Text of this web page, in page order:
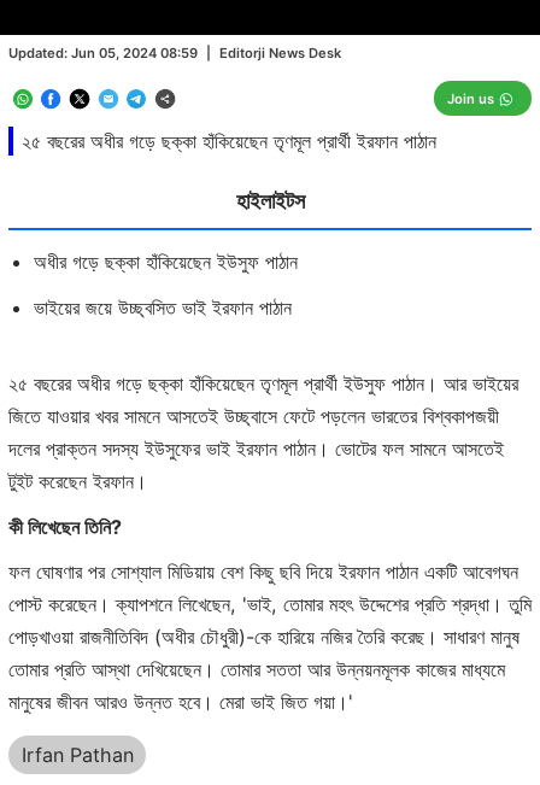
২৫ বছরের অধীর গড়ে ছক্কা হাঁকিয়েছেন তৃণমূল প্রার্থী ইরফান পাঠান
Updated: Jun 05, 2024 08:59 Editorji News Desk
Join us
হাইলাইটস
অধীর গড়ে ছক্কা হাঁকিয়েছেন ইউসুফ পাঠান
ভাইয়ের জয়ে উচ্ছ্বসিত ভাই ইরফান পাঠান
২৫ বছরের অধীর গড়ে ছক্কা হাঁকিয়েছেন তৃণমূল প্রার্থী ইউসুফ পাঠান। আর ভাইয়ের
জিতে যাওয়ার খবর সামনে আসতেই উচ্ছ্বাসে ফেটে পড়লেন ভারতের বিশ্বকাপজয়ী
দলের প্রাক্তন সদস্য ইউসুফের ভাই ইরফান পাঠান। ভোটের ফল সামনে আসতেই
টুইট করেছেন ইরফান।
কী লিখেছেন তিনি?
ফল ঘোষণার পর সোশ্যাল মিডিয়ায় বেশ কিছু ছবি দিয়ে ইরফান পাঠান একটি আবেগঘন
পোস্ট করেছেন। ক্যাপশনে লিখেছেন, 'ভাই, তোমার মহৎ উদ্দেশের প্রতি শ্রদ্ধা। তুমি
পোড়খাওয়া রাজনীতিবিদ (অধীর চৌধুরী)-কে হারিয়ে নজির তৈরি করেছ। সাধারণ মানুষ
তোমার প্রতি আস্থা দেখিয়েছেন। তোমার সততা আর উন্নয়নমূলক কাজের মাধ্যমে
মানুষের জীবন আরও উন্নত হবে। মেরা ভাই জিত গয়া।'
Irfan Pathan